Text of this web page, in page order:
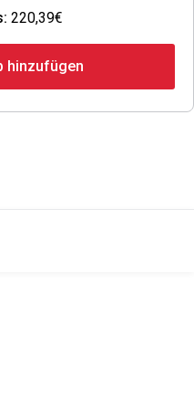
220,39€
hinzufügen